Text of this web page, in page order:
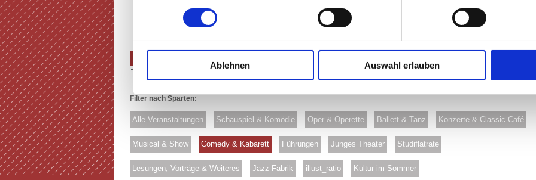
Ablehnen Auswahl erlauben
Filter nach Sparten:
Alle Veranstaltungen Schauspiel & Komödie Oper & Operette Ballett & Tanz Konzerte & Classic-Café
Musical & Show Comedy & Kabarett Führungen Junges Theater Studiflatrate
Lesungen, Vorträge & Weiteres Jazz-Fabrik illust_ratio Kultur im Sommer